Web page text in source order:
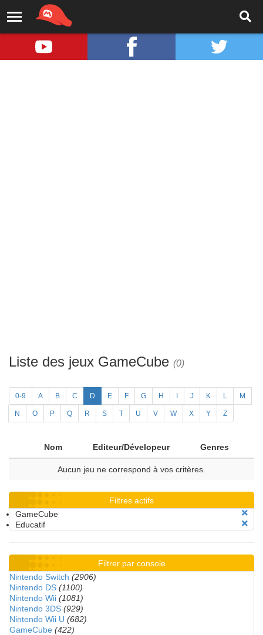
Liste des jeux GameCube (0)
0-9 A B C D E F G H J K L M
N O P Q R S T U V W X Y Z
Nom Editeur/Dévelopeur Genres
Aucun jeu ne correspond à vos critères.
Filtres actifs
GameCube
Educatif
Filtrer par console
Nintendo Switch (2906)
Nintendo DS (1100)
Nintendo Wii (1081)
Nintendo 3DS (929)
Nintendo Wii U (682)
GameCube (422)